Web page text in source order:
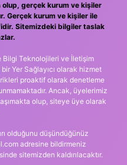
gerçek kurum ve kişiler
Gerçek kurum ve kişiler ile
Sitemizdeki bilgiler taslak
Bilgi Teknolojileri ve İletişim
Yer Sağlayıcı olarak hizmet
proaktif olarak denetleme
Ancak, üyelerimiz
olup, siteye üye olarak
olduğunu düşündüğünüz
adresine bildirmeniz
sitemizden kaldırılacaktır.